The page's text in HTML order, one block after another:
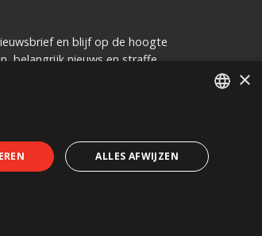
en blijf op de hoogte
belangrijk nieuws en straffe
FRENCH
×
ALLES AFWIJZEN